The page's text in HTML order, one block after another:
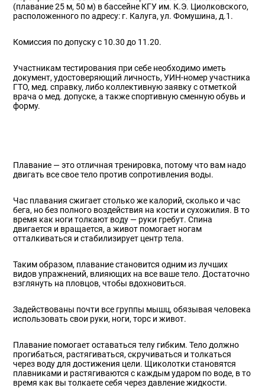
(плавание 25 м, 50 м) в бассейне КГУ им. К.Э. Циолковского,
расположенного по адресу: г. Калуга, ул. Фомушина, д.1.
Комиссия по допуску с 10.30 до 11.20.
Участникам тестирования при себе необходимо иметь
документ, удостоверяющий личность, УИН-номер участника
ГТО, мед. справку, либо коллективную заявку с отметкой
врача о мед. допуске, а также спортивную сменную обувь и
форму.
Плавание — это отличная тренировка, потому что вам надо
двигать все свое тело против сопротивления воды.
Час плавания сжигает столько же калорий, сколько и час
бега, но без полного воздействия на кости и сухожилия. В то
время как ноги толкают воду — руки гребут. Спина
двигается и вращается, а живот помогает ногам
отталкиваться и стабилизирует центр тела.
Таким образом, плавание становится одним из лучших
видов упражнений, влияющих на все ваше тело. Достаточно
взглянуть на пловцов, чтобы вдохновиться.
Задействованы почти все группы мышц, обязывая человека
использовать свои руки, ноги, торс и живот.
Плавание помогает оставаться телу гибким. Тело должно
прогибаться, растягиваться, скручиваться и толкаться
через воду для достижения цели. Щиколотки становятся
плавниками и растягиваются с каждым ударом по воде, в то
время как вы толкаете себя через давление жидкости.